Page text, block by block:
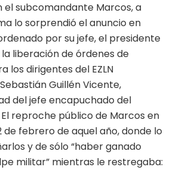
subcomandante Marcos, a
lo sorprendió el anuncio en
por su jefe, el presidente
la liberación de órdenes de
los dirigentes del EZLN
Guillén Vicente,
del jefe encapuchado del
reproche público de Marcos en
febrero de aquel año, donde lo
y de sólo “haber ganado
militar” mientras le restregaba: